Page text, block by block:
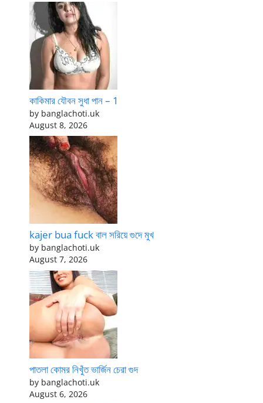
কাকিমার যৌবন সুধা পান – 1
by banglachoti.uk
August 8, 2026
kajer bua fuck বাল সরিয়ে গুদে মুখ
by banglachoti.uk
August 7, 2026
পাতলা কোমর নিখুঁত ভার্জিন চেরা গুদ
by banglachoti.uk
August 6, 2026